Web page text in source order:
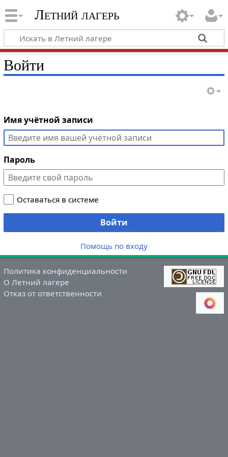
Летний лагерь
Войти
Имя учётной записи
Пароль
Оставаться в системе
Войти
Помощь по входу
Политика конфиденциальности
О Летний лагере
Отказ от ответственности